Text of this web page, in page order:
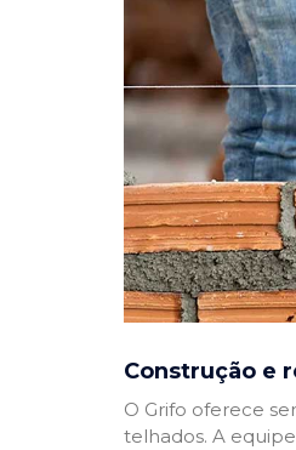
Construção e
O Grifo oferece
telhados. A